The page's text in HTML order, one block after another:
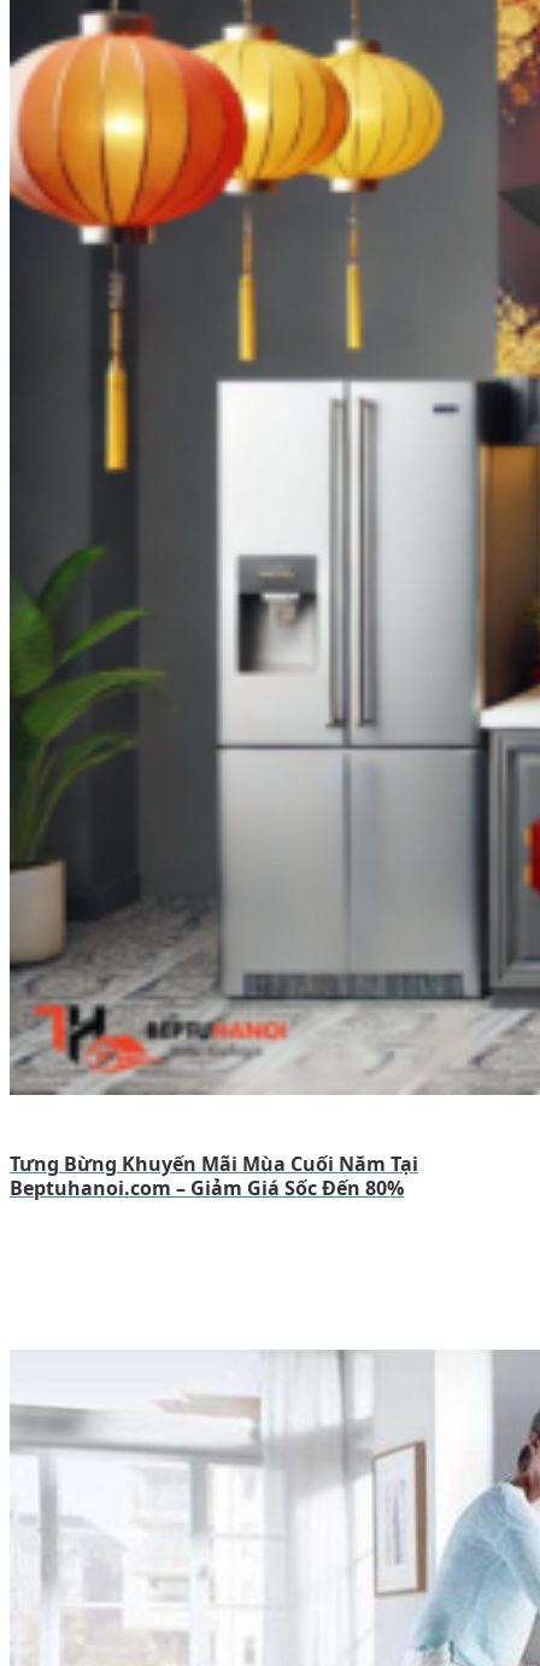
Tưng Bừng Khuyến Mãi Mùa Cuối Năm Tại
Beptuhanoi.com – Giảm Giá Sốc Đến 80%